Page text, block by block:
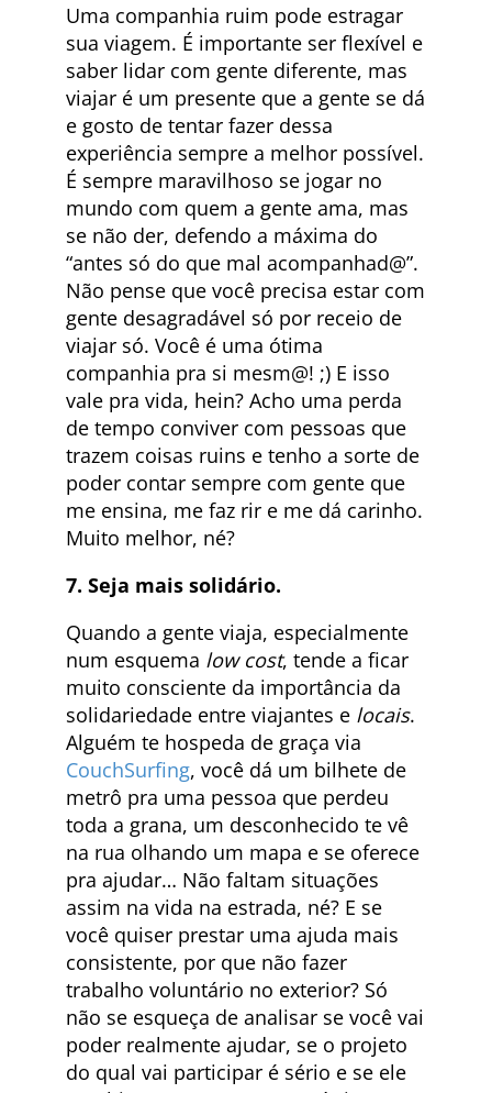
Uma companhia ruim pode estragar
sua viagem. É importante ser flexível e
saber lidar com gente diferente, mas
viajar é um presente que a gente se dá
e gosto de tentar fazer dessa
experiência sempre a melhor possível.
É sempre maravilhoso se jogar no
mundo com quem a gente ama, mas
se não der, defendo a máxima do
“antes só do que mal acompanhad@”.
Não pense que você precisa estar com
gente desagradável só por receio de
viajar só. Você é uma ótima
companhia pra si mesm@! ;) E isso
vale pra vida, hein? Acho uma perda
de tempo conviver com pessoas que
trazem coisas ruins e tenho a sorte de
poder contar sempre com gente que
me ensina, me faz rir e me dá carinho.
Muito melhor, né?
7. Seja mais solidário.
Quando a gente viaja, especialmente
num esquema low cost, tende a ficar
muito consciente da importância da
solidariedade entre viajantes e locais.
Alguém te hospeda de graça via
CouchSurfing, você dá um bilhete de
metrô pra uma pessoa que perdeu
toda a grana, um desconhecido te vê
na rua olhando um mapa e se oferece
pra ajudar… Não faltam situações
assim na vida na estrada, né? E se
você quiser prestar uma ajuda mais
consistente, por que não fazer
trabalho voluntário no exterior? Só
não se esqueça de analisar se você vai
poder realmente ajudar, se o projeto
do qual vai participar é sério e se ele